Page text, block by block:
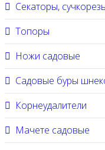
Секаторы,
Топоры
Ножи садовые
Садовые буры
Корнеудалители
Мачете садовые